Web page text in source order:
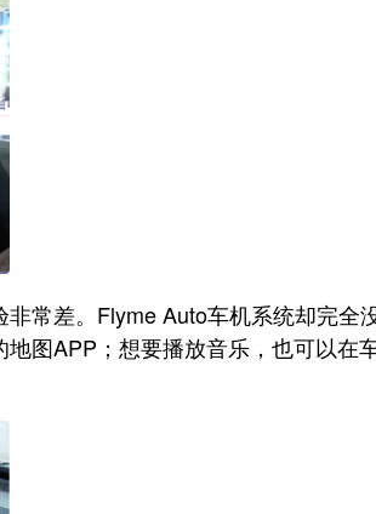
常差。Flyme Auto车机系统却完全
图APP；想要播放音乐，也可以在